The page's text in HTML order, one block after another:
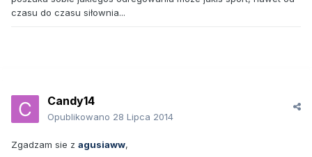
czasu do czasu siłownia...
Candy14
Opublikowano 28 Lipca 2014
Zgadzam sie z agusiaww,